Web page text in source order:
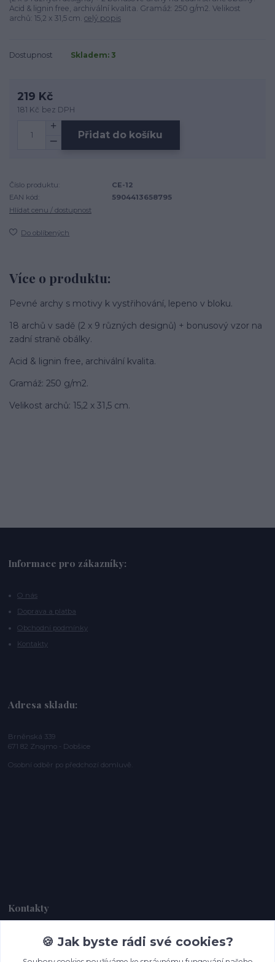
Acid & lignin free, archivální kvalita. Gramáž: 250 g/m2. Velikost
archů: 15,2 x 31,5 cm. celý popis
Dostupnost Skladem: 3
219 Kč
181 Kč bez DPH
Přidat do košíku
Číslo produktu:
CE-12
EAN kód:
5904413658795
Hlídat cenu / dostupnost
Do oblíbených
Více o produktu:
Pevné archy s motivy k vystřihování, lepeno v bloku.
18 archů v sadě (2 x 9 různých designů) + bonusový vzor na
zadní straně obálky.
Acid & lignin free, archivální kvalita.
Gramáž: 250 g/m2.
Velikost archů: 15,2 x 31,5 cm.
Informace pro zákazníky:
O nás
Doprava a platba
Obchodní podmínky
Kontakty
Adresa skladu:
Brněnská 339
671 82 Znojmo - Dobšice
Osobní odběr po předchozí domluvě.
Kontakty
Dagmar Handlová
+420 734 380 930
🍪 Jak byste rádi své cookies?